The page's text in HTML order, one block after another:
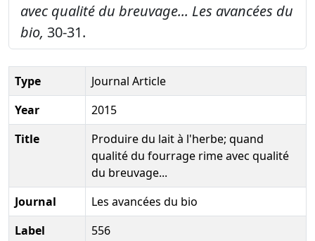
avec qualité du breuvage... Les avancées du
bio, 30-31.
Type
Journal Article
Year
2015
Title
Produire du lait à l'herbe; quand
qualité du fourrage rime avec qualité
du breuvage...
Journal
Les avancées du bio
Label
556